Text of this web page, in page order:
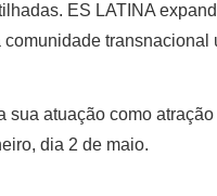
ES LATINA
atuação como
dia 2 de maio.